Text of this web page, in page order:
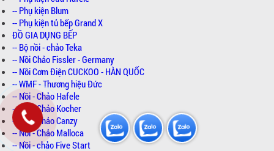
-- Phụ kiện Blum
-- Phụ kiện tủ bếp Grand X
ĐỒ GIA DỤNG BẾP
-- Bộ nồi - chảo Teka
-- Nồi Chảo Fissler - Germany
-- Nồi Cơm Điện CUCKOO - HÀN QUỐC
-- WMF - Thương hiệu Đức
-- Nồi - Chảo Hafele
-- Nồi - Chảo Kocher
-- Nồi - Chảo Canzy
-- Nồi - Chảo Malloca
-- Nồi - chảo Five Start